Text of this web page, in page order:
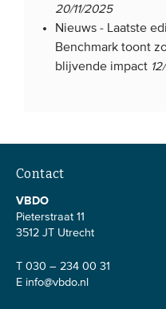
20/11/2025
Nieuws - Laatste
Benchmark toont
blijvende impact
Contact
VBDO
Pieterstraat 11
3512 JT Utrecht
T 030 – 234 00 31
E info@vbdo.nl